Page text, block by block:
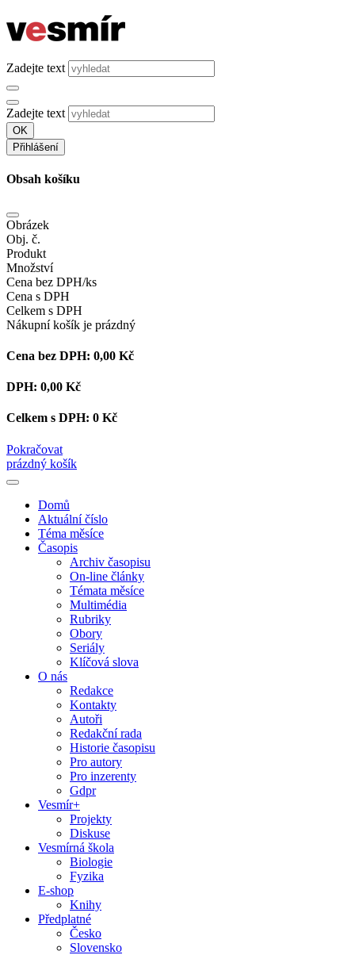
Zadejte text
Zadejte text
OK
Přihlášení
Obsah košíku
Obrázek
Obj. č.
Produkt
Množství
Cena bez DPH/ks
Cena s DPH
Celkem s DPH
Nákupní košík je prázdný
Cena bez DPH: 0,00 Kč
DPH: 0,00 Kč
Celkem s DPH: 0 Kč
Pokračovat
prázdný košík
Domů
Aktuální číslo
Téma měsíce
Časopis
Archiv časopisu
On-line články
Témata měsíce
Multimédia
Rubriky
Obory
Seriály
Klíčová slova
O nás
Redakce
Kontakty
Autoři
Redakční rada
Historie časopisu
Pro autory
Pro inzerenty
Gdpr
Vesmír+
Projekty
Diskuse
Vesmírná škola
Biologie
Fyzika
E-shop
Knihy
Předplatné
Česko
Slovensko